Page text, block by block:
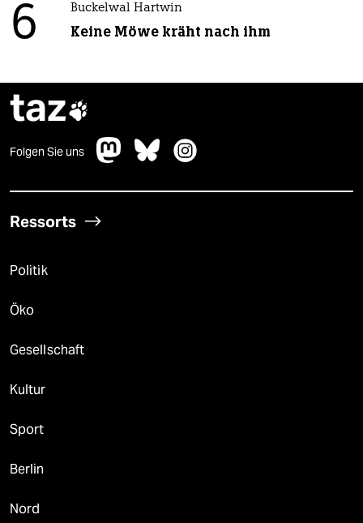
6 Buckelwal Hartwin
Keine Möwe kräht nach ihm
taz
Folgen Sie uns
Ressorts
Politik
Öko
Gesellschaft
Kultur
Sport
Berlin
Nord